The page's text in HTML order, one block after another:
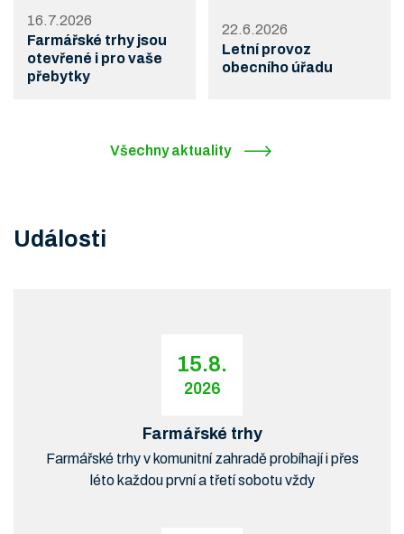
16.7.2026
Farmářské trhy jsou
otevřené i pro vaše
přebytky
22.6.2026
Letní provoz
obecního úřadu
Všechny aktuality
Události
15.8.
2026
Farmářské trhy
Farmářské trhy v komunitní zahradě probíhají i přes
léto každou první a třetí sobotu vždy